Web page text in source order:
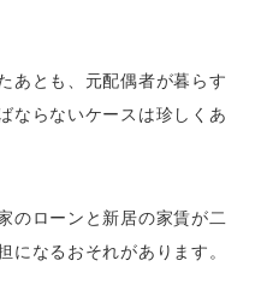
あとも、元配偶者が暮らす
ならないケースは珍しくあ
のローンと新居の家賃が二
になるおそれがあります 。